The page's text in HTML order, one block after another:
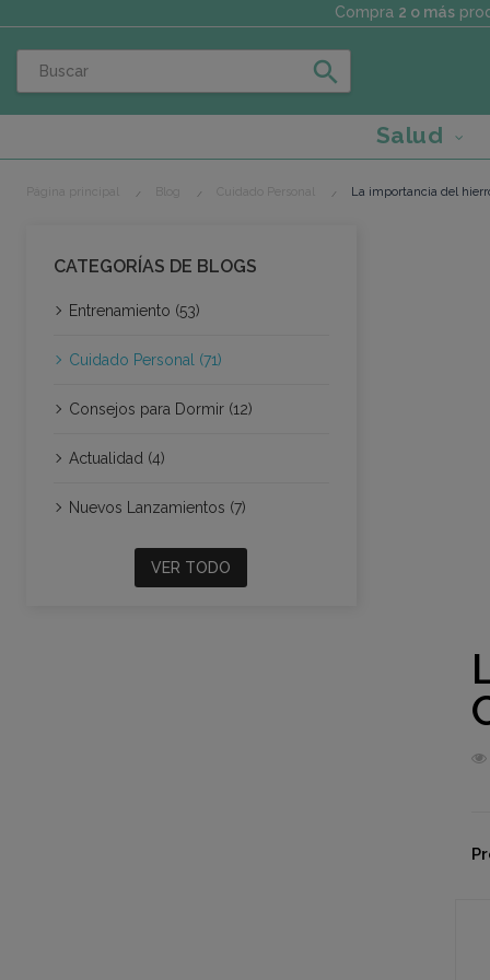
Compra 2 o más
search
Salud
Blog La importancia del
CATEGORÍAS DE BLOGS
Entrenamiento (53)
Cuidado Personal (71)
Consejos para Dormir (12)
Actualidad (4)
Nuevos Lanzamientos (7)
VER TODO